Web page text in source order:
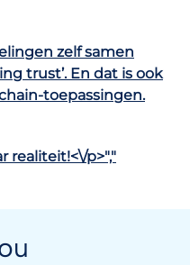
zelf samen
trust’. En dat is ook
toepassingen.
realiteit!<\/p>","